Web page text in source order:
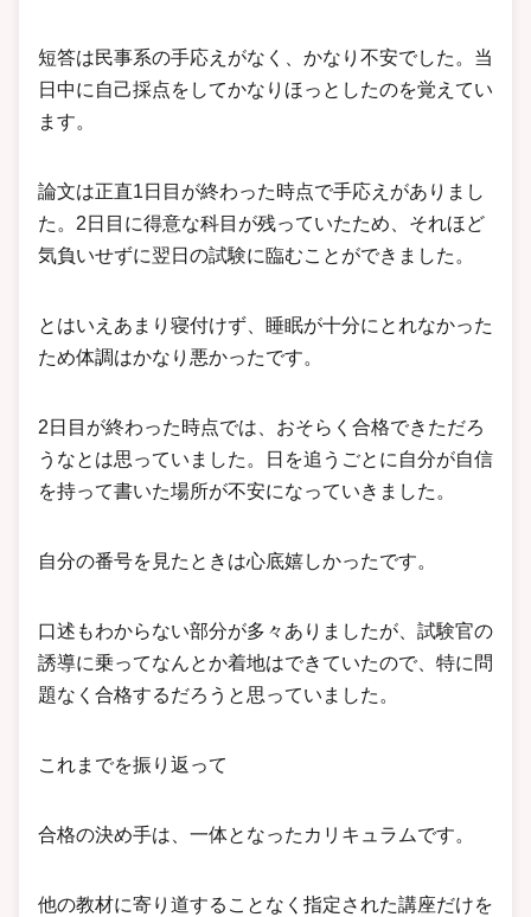
短答は民事系の手応えがなく、かなり不安でした。当
日中に自己採点をしてかなりほっとしたのを覚えてい
ます。
論文は正直1日目が終わった時点で手応えがありまし
た。2日目に得意な科目が残っていたため、それほど
気負いせずに翌日の試験に臨むことができました。
とはいえあまり寝付けず、睡眠が十分にとれなかった
ため体調はかなり悪かったです。
2日目が終わった時点では、おそらく合格できただろ
うなとは思っていました。日を追うごとに自分が自信
を持って書いた場所が不安になっていきました。
自分の番号を見たときは心底嬉しかったです。
口述もわからない部分が多々ありましたが、試験官の
誘導に乗ってなんとか着地はできていたので、特に問
題なく合格するだろうと思っていました。
これまでを振り返って
合格の決め手は、一体となったカリキュラムです。
他の教材に寄り道することなく指定された講座だけを